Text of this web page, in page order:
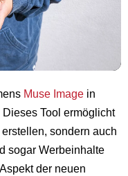
Muse Image in
Tool ermöglicht
sondern auch
sogar Werbeinhalte
der neuen